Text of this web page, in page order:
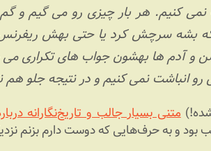
نمی کنیم. هر بار چیزی رو می گیم و
بشه سرچش کرد یا حتی بهش
شن و آدم ها بهشون جواب های تکراری
رو انباشت نمی کنیم و در نتیجه جلو
متنی بسیار جالب و تاریخ‌نگارانه
و به حرف‌هایی که دوست دارم بزنم